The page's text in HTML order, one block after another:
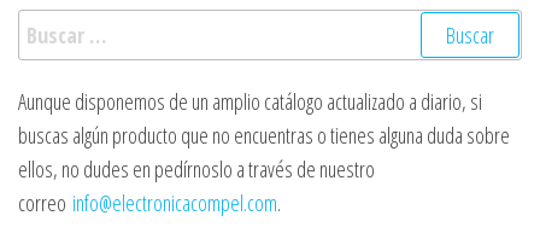
Buscar:
Aunque disponemos de un amplio catálogo actualizado a diario, si
buscas algún producto que no encuentras o tienes alguna duda sobre
ellos, no dudes en pedírnoslo a través de nuestro
correo info@electronicacompel.com.